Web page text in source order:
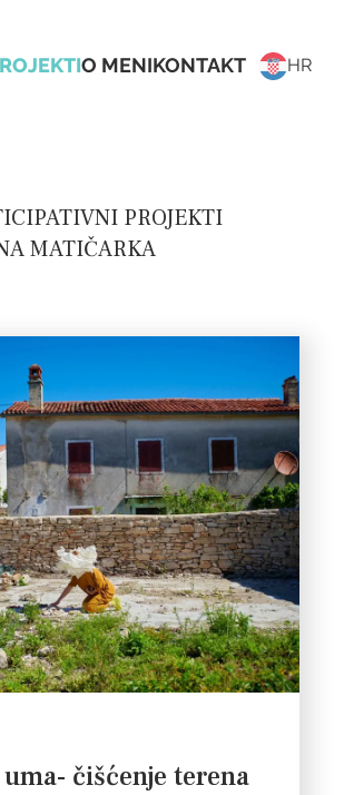
O MENIKONTAKT HR
PROJEKTI
MATIČARKA
čišćenje terena